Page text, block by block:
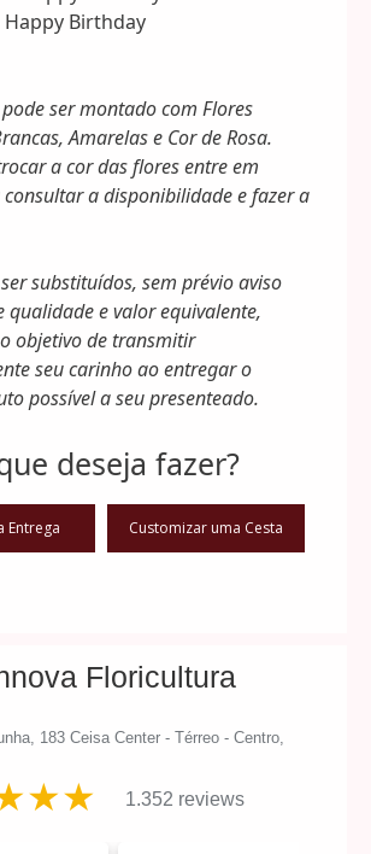
Happy Birthday
ser montado com Flores
Amarelas e Cor de Rosa.
a cor das flores entre em
a disponibilidade e fazer a
substituídos, sem prévio aviso
qualidade e valor equivalente,
objetivo de transmitir
seu carinho ao entregar o
possível a seu presenteado.
deseja fazer?
Entrega Customizar uma Cesta
Floricultura
183 Ceisa Center - Térreo - Centro,
1.352 reviews